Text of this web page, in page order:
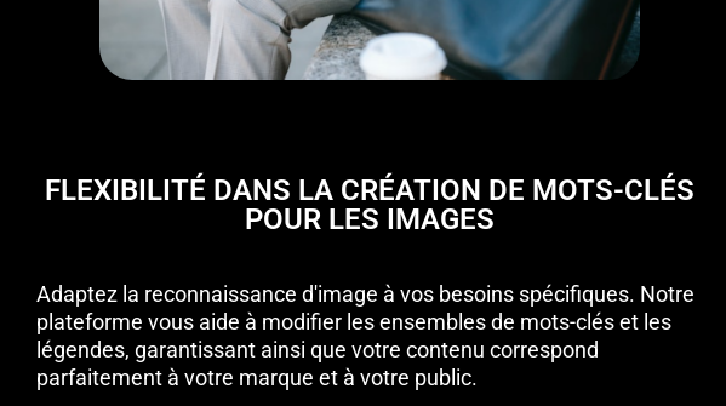
FLEXIBILITÉ DANS LA CRÉATION DE MOTS-CLÉS
POUR LES IMAGES
Adaptez la reconnaissance d'image à vos besoins spécifiques. Notre
plateforme vous aide à modifier les ensembles de mots-clés et les
légendes, garantissant ainsi que votre contenu correspond
parfaitement à votre marque et à votre public.